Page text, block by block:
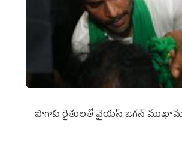
పొగాకు రైతుల‌తో వైయ‌స్ జ‌గ‌న్